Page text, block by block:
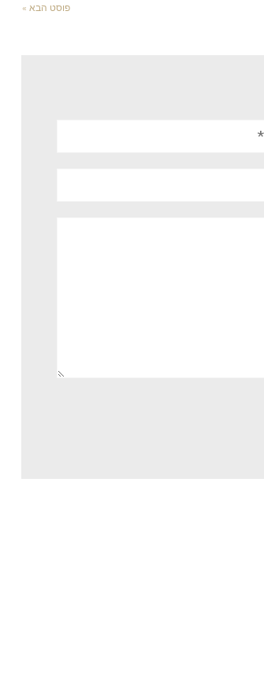
פוסט הבא »